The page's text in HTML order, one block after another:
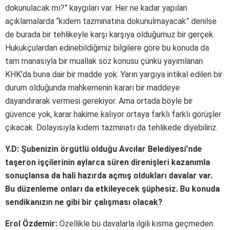
dokunulacak mı?” kaygıları var. Her ne kadar yapılan
açıklamalarda “kıdem tazminatına dokunulmayacak” denilse
de burada bir tehlikeyle karşı karşıya olduğumuz bir gerçek.
Hukukçulardan edinebildiğimiz bilgilere göre bu konuda da
tam manasıyla bir muallak söz konusu çünkü yayımlanan
KHK’da buna dair bir madde yok. Yarın yargıya intikal edilen bir
durum olduğunda mahkemenin kararı bir maddeye
dayandırarak vermesi gerekiyor. Ama ortada böyle bir
güvence yok, karar hakime kalıyor ortaya farklı farklı görüşler
çıkacak. Dolayısıyla kıdem tazminatı da tehlikede diyebiliriz.
Y.D: Şubenizin örgütlü olduğu Avcılar Belediyesi’nde
taşeron işçilerinin aylarca süren direnişleri kazanımla
sonuçlansa da hali hazırda açmış oldukları davalar var.
Bu düzenleme onları da etkileyecek şüphesiz. Bu konuda
sendikanızın ne gibi bir çalışması olacak?
Erol Özdemir: Özellikle bu davalarla ilgili kısma geçmeden